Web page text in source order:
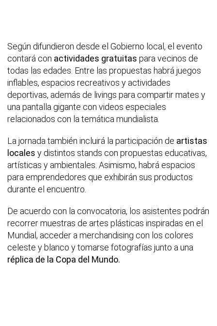
Según difundieron desde el Gobierno local, el evento
contará con actividades gratuitas para vecinos de
todas las edades. Entre las propuestas habrá juegos
inflables, espacios recreativos y actividades
deportivas, además de livings para compartir mates y
una pantalla gigante con videos especiales
relacionados con la temática mundialista.
La jornada también incluirá la participación de artistas
locales y distintos stands con propuestas educativas,
artísticas y ambientales. Asimismo, habrá espacios
para emprendedores que exhibirán sus productos
durante el encuentro.
De acuerdo con la convocatoria, los asistentes podrán
recorrer muestras de artes plásticas inspiradas en el
Mundial, acceder a merchandising con los colores
celeste y blanco y tomarse fotografías junto a una
réplica de la Copa del Mundo.